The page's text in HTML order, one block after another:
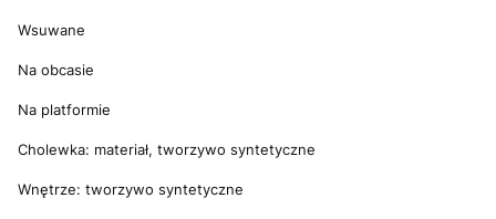
Wsuwane
Na obcasie
Na platformie
Cholewka: materiał, tworzywo syntetyczne
Wnętrze: tworzywo syntetyczne